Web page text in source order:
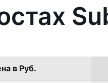
в Руб.